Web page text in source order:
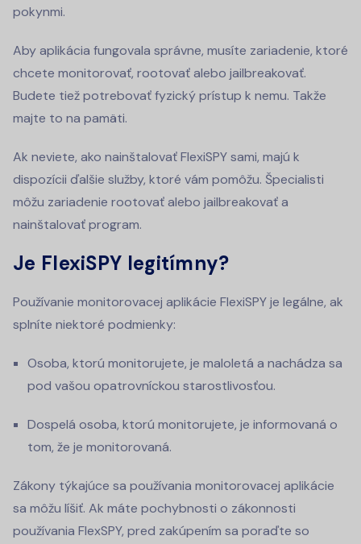
pokynmi.
Aby aplikácia fungovala správne, musíte zariadenie, ktoré
chcete monitorovať, rootovať alebo jailbreakovať.
Budete tiež potrebovať fyzický prístup k nemu. Takže
majte to na pamäti.
Ak neviete, ako nainštalovať FlexiSPY sami, majú k
dispozícii ďalšie služby, ktoré vám pomôžu. Špecialisti
môžu zariadenie rootovať alebo jailbreakovať a
nainštalovať program.
Je FlexiSPY legitímny?
Používanie monitorovacej aplikácie FlexiSPY je legálne, ak
splníte niektoré podmienky:
Osoba, ktorú monitorujete, je maloletá a nachádza sa
pod vašou opatrovníckou starostlivosťou.
Dospelá osoba, ktorú monitorujete, je informovaná o
tom, že je monitorovaná.
Zákony týkajúce sa používania monitorovacej aplikácie
sa môžu líšiť. Ak máte pochybnosti o zákonnosti
používania FlexSPY, pred zakúpením sa poraďte so